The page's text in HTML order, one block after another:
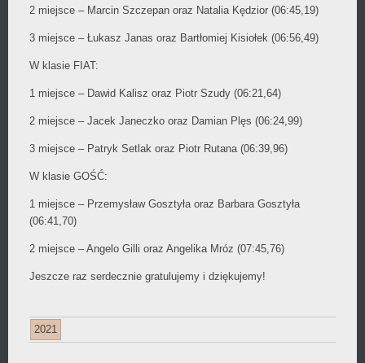
2 miejsce – Marcin Szczepan oraz Natalia Kędzior (06:45,19)
3 miejsce – Łukasz Janas oraz Bartłomiej Kisiołek (06:56,49)
W klasie FIAT:
1 miejsce – Dawid Kalisz oraz Piotr Szudy (06:21,64)
2 miejsce – Jacek Janeczko oraz Damian Plęs (06:24,99)
3 miejsce – Patryk Setlak oraz Piotr Rutana (06:39,96)
W klasie GOŚĆ:
1 miejsce – Przemysław Gosztyła oraz Barbara Gosztyła
(06:41,70)
2 miejsce – Angelo Gilli oraz Angelika Mróz (07:45,76)
Jeszcze raz serdecznie gratulujemy i dziękujemy!
2021